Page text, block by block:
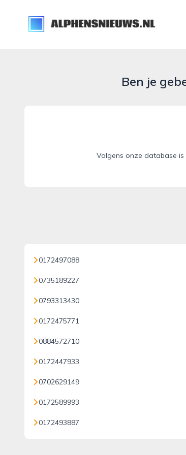
alphensnieuws.nl
Ben je
Volgens onze database is
0172497088
0735189227
0793313430
0172475771
0884572710
0172447933
0702629149
0172589993
0172493887